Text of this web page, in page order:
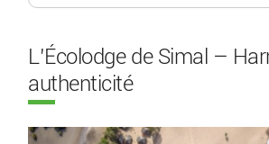
L’Écolodge de Simal –
authenticité